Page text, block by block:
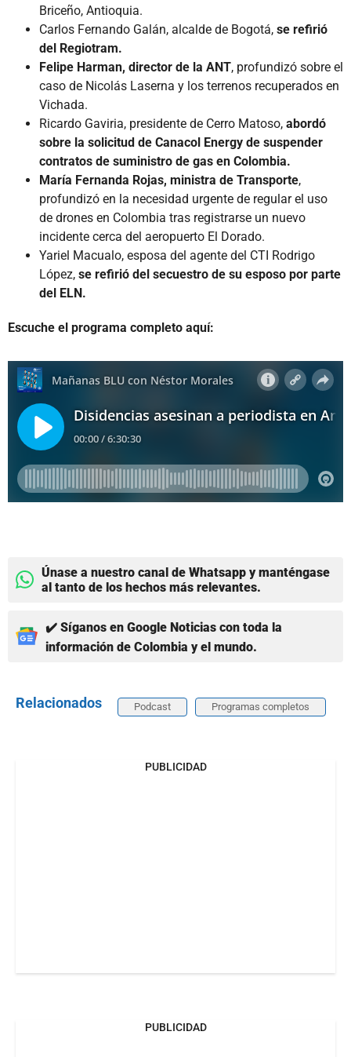
Briceño, Antioquia.
Carlos Fernando Galán, alcalde de Bogotá, se refirió
del Regiotram.
Felipe Harman, director de la ANT, profundizó sobre el
caso de Nicolás Laserna y los terrenos recuperados en
Vichada.
Ricardo Gaviria, presidente de Cerro Matoso, abordó
sobre la solicitud de Canacol Energy de suspender
contratos de suministro de gas en Colombia.
María Fernanda Rojas, ministra de Transporte,
profundizó en la necesidad urgente de regular el uso
de drones en Colombia tras registrarse un nuevo
incidente cerca del aeropuerto El Dorado.
Yariel Macualo, esposa del agente del CTI Rodrigo
López, se refirió del secuestro de su esposo por parte
del ELN.
Escuche el programa completo aquí:
Únase a nuestro canal de Whatsapp y manténgase
al tanto de los hechos más relevantes.
✔️ Síganos en Google Noticias con toda la
información de Colombia y el mundo.
Relacionados Podcast Programas completos
PUBLICIDAD
PUBLICIDAD